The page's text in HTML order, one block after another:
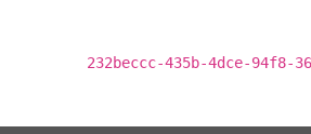
232beccc-435b-4dce-94f8-